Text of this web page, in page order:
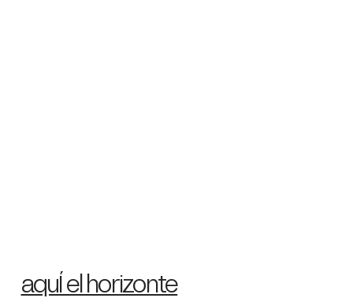
aquÍ el horizonte